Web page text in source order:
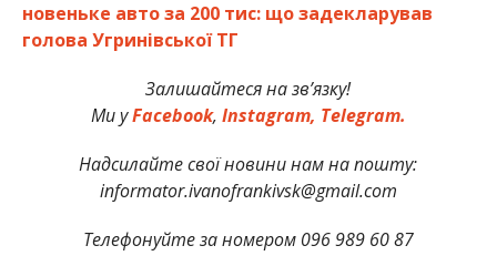
новеньке авто за 200 тис: що задекларував
голова Угринівської ТГ
Залишайтесяназв’язку!
МиуFacebook, Instagram, Telegram.
Надсилайте свої новини нам на пошту:
informator.ivanofrankivsk@gmail.com
Телефонуйте за номером 096 989 60 87